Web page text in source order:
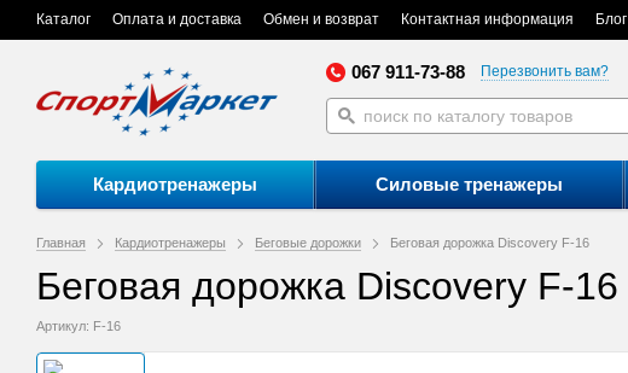
Каталог Оплата и доставка Обмен и возврат Контактная информация Блог
067 911-73-88 Перезвонить вам?
Кардиотренажеры Силовые тренажеры
Главная Кардиотренажеры Беговые дорожки Беговая дорожка Discovery F-16
Беговая дорожка Discovery F-16
Артикул: F-16